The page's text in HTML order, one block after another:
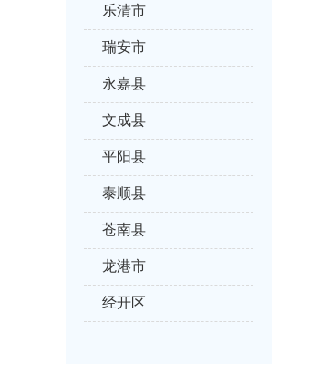
乐清市
瑞安市
永嘉县
文成县
平阳县
泰顺县
苍南县
龙港市
经开区